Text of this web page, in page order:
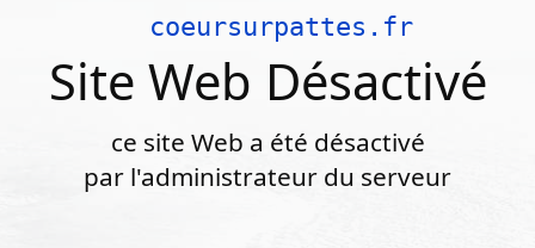
coeursurpattes.fr
Site Web Désactivé
ce site Web a été désactivé
par l'administrateur du serveur